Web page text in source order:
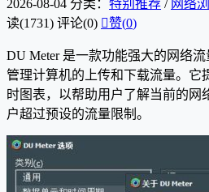
2026-08-04 分类： 特别推荐 / 网络
读(1731) 评论(0) 赞(0)
DU Meter 是一款功能强大的网络
管理计算机的上传和下载流量。它
时图表，以帮助用户了解当前的网
户超过预设的流量限制。